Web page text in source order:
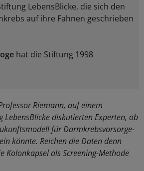
LebensBlicke, die sich den
auf ihre Fahnen geschrieben
hat die Stiftung 1998
Riemann, auf einem
LebensBlicke diskutierten Experten, ob
für Darmkrebsvorsorge-
könnte. Reichen die Daten denn
Kolonkapsel als Screening-Methode